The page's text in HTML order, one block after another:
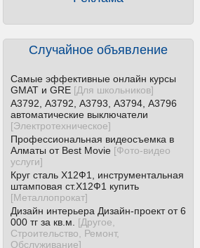
Случайное объявление
Самые эффективные онлайн курсы
GMAT и GRE [Для школьников]
А3792, А3792, А3793, А3794, А3796
автоматические выключатели
[Электротехническое]
Профессиональная видеосъемка в
Алматы от Best Movie [Фото-видео
услуги]
Круг сталь Х12Ф1, инструментальная
штамповая ст.Х12Ф1 купить
[Металлопрокат]
Дизайн интерьера Дизайн-проект от 6
000 тг за кв.м.
[Другое,
Строительство, Ремонт,
Обслуживание]